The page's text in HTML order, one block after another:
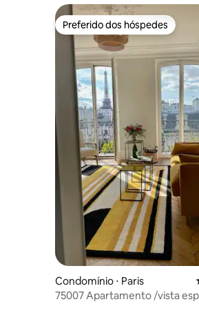
Preferido dos hóspedes
Preferido dos hóspedes
Condomínio ⋅ Paris
75007 Apartamento /vista